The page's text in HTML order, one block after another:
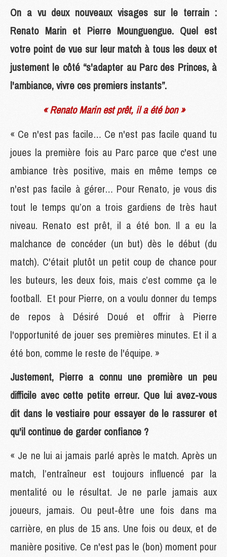
On a vu deux nouveaux visages sur le terrain :
Renato Marin et Pierre Mounguengue. Quel est
votre point de vue sur leur match à tous les deux et
justement le côté “s'adapter au Parc des Princes, à
l'ambiance, vivre ces premiers instants”.
« Renato Marin est prêt, il a été bon »
« Ce n'est pas facile… Ce n'est pas facile quand tu
joues la première fois au Parc parce que c'est une
ambiance très positive, mais en même temps ce
n'est pas facile à gérer… Pour Renato, je vous dis
tout le temps qu’on a trois gardiens de très haut
niveau. Renato est prêt, il a été bon. Il a eu la
malchance de concéder (un but) dès le début (du
match). C'était plutôt un petit coup de chance pour
les buteurs, les deux fois, mais c’est comme ça le
football. Et pour Pierre, on a voulu donner du temps
de repos à Désiré Doué et offrir à Pierre
l'opportunité de jouer ses premières minutes. Et il a
été bon, comme le reste de l'équipe. »
Justement, Pierre a connu une première un peu
difficile avec cette petite erreur. Que lui avez-vous
dit dans le vestiaire pour essayer de le rassurer et
qu'il continue de garder confiance ?
« Je ne lui ai jamais parlé après le match. Après un
match, l’entraîneur est toujours influencé par la
mentalité ou le résultat. Je ne parle jamais aux
joueurs, jamais. Ou peut-être une fois dans ma
carrière, en plus de 15 ans. Une fois ou deux, et de
manière positive. Ce n'est pas le (bon) moment pour